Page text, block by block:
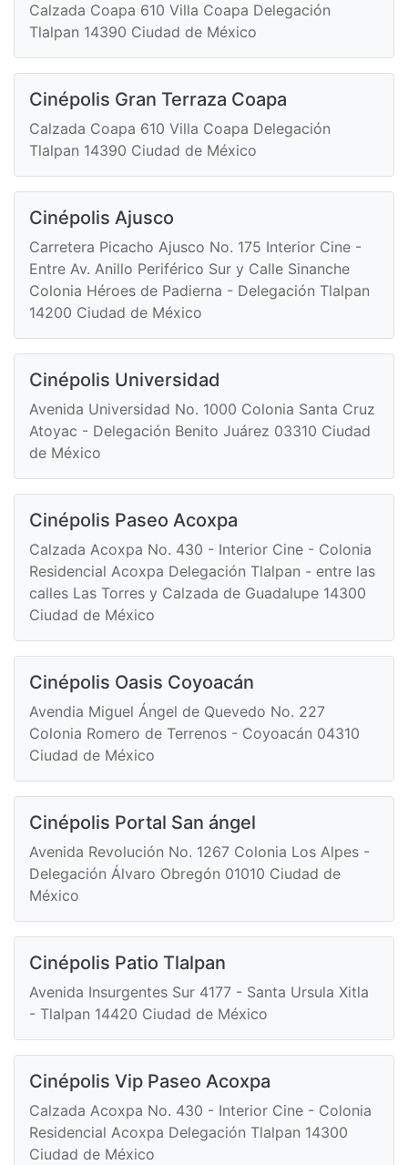
Calzada Coapa 610 Villa Coapa Delegación
Tlalpan 14390 Ciudad de México
Cinépolis Gran Terraza Coapa
Calzada Coapa 610 Villa Coapa Delegación
Tlalpan 14390 Ciudad de México
Cinépolis Ajusco
Carretera Picacho Ajusco No. 175 Interior Cine -
Entre Av. Anillo Periférico Sur y Calle Sinanche
Colonia Héroes de Padierna - Delegación Tlalpan
14200 Ciudad de México
Cinépolis Universidad
Avenida Universidad No. 1000 Colonia Santa Cruz
Atoyac - Delegación Benito Juárez 03310 Ciudad
de México
Cinépolis Paseo Acoxpa
Calzada Acoxpa No. 430 - Interior Cine - Colonia
Residencial Acoxpa Delegación Tlalpan - entre las
calles Las Torres y Calzada de Guadalupe 14300
Ciudad de México
Cinépolis Oasis Coyoacán
Avendia Miguel Ángel de Quevedo No. 227
Colonia Romero de Terrenos - Coyoacán 04310
Ciudad de México
Cinépolis Portal San ángel
Avenida Revolución No. 1267 Colonia Los Alpes -
Delegación Álvaro Obregón 01010 Ciudad de
México
Cinépolis Patio Tlalpan
Avenida Insurgentes Sur 4177 - Santa Ursula Xitla
- Tlalpan 14420 Ciudad de México
Cinépolis Vip Paseo Acoxpa
Calzada Acoxpa No. 430 - Interior Cine - Colonia
Residencial Acoxpa Delegación Tlalpan 14300
Ciudad de México